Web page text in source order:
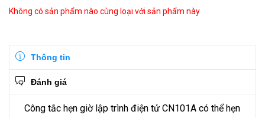
Không có sản phẩm nào cùng loại với sản phẩm này
Thông tin
Đánh giá
Công tắc hẹn giờ lập trình điện tử CN101A có thể hẹn